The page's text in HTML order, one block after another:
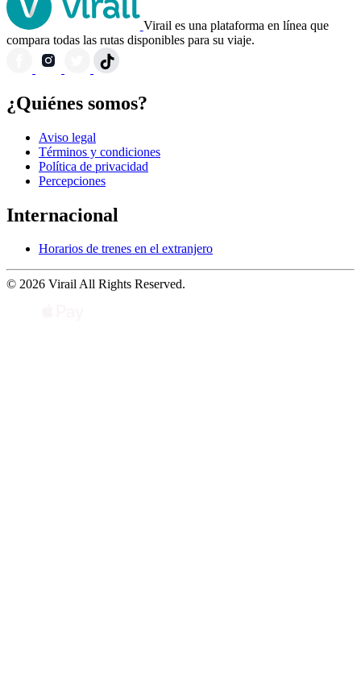
Virail es una plataforma en línea que
compara todas las rutas disponibles para su viaje.
¿Quiénes somos?
Aviso legal
Términos y condiciones
Política de privacidad
Percepciones
Internacional
Horarios de trenes en el extranjero
© 2026 Virail All Rights Reserved.